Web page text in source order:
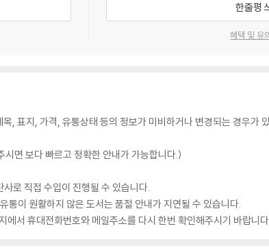
한줄평
혜택 및 유
, 표지, 가격, 유통상태 등의 정보가 미비하거나 변경되는 경우가
면 보다 빠르고 정확한 안내가 가능합니다.)
로 직접 수입이 진행될 수 있습니다.
이 원활하지 않은 도서는 품절 안내가 지연될 수 있습니다.
서 휴대전화번호와 메일주소를 다시 한번 확인해주시기 바랍니